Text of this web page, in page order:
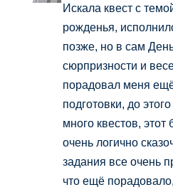
Искала квест с
рожденья,
позже, но в сам
сюрпризности и
порадовал меня
подготовки, до
много квестов,
очень логично
задания все очень
что ещё